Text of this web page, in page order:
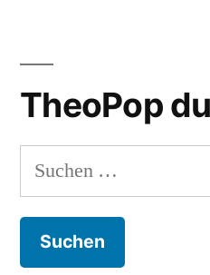
TheoPop
Suchen
nach: